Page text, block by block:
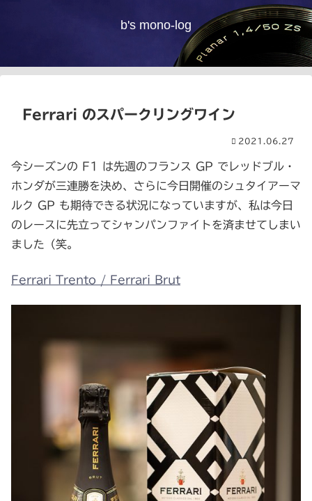
b's mono-log
Ferrari のスパークリングワイン
2021.06.27
今シーズンの F1 は先週のフランス GP でレッドブル・
ホンダが三連勝を決め、さらに今日開催のシュタイアーマ
ルク GP も期待できる状況になっていますが、私は今日
のレースに先立ってシャンパンファイトを済ませてしまい
ました（笑。
Ferrari Trento / Ferrari Brut